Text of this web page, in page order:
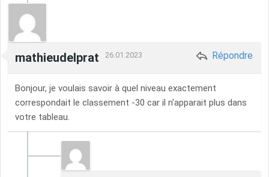
mathieudelprat 26.01.2023 Répondre
Bonjour, je voulais savoir à quel niveau exactement
correspondait le classement -30 car il n'apparait plus dans
votre tableau.